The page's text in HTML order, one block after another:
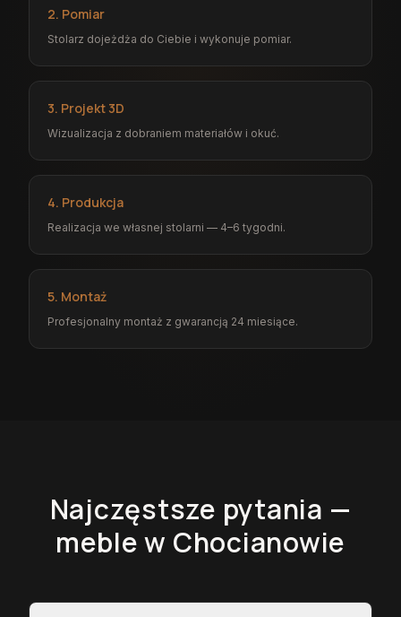
2. Pomiar
Stolarz dojeżdża do Ciebie i wykonuje pomiar.
3. Projekt 3D
Wizualizacja z dobraniem materiałów i okuć.
4. Produkcja
Realizacja we własnej stolarni — 4–6 tygodni.
5. Montaż
Profesjonalny montaż z gwarancją 24 miesiące.
Najczęstsze pytania —
meble w Chocianowie